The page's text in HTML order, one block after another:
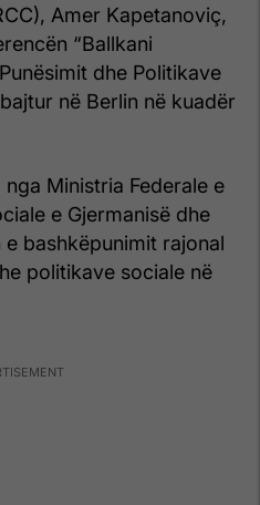
Amer Kapetanoviç,
“Ballkani
dhe Politikave
në Berlin në kuadër
Ministria Federale e
e Gjermanisë dhe
bashkëpunimit rajonal
politikave sociale në